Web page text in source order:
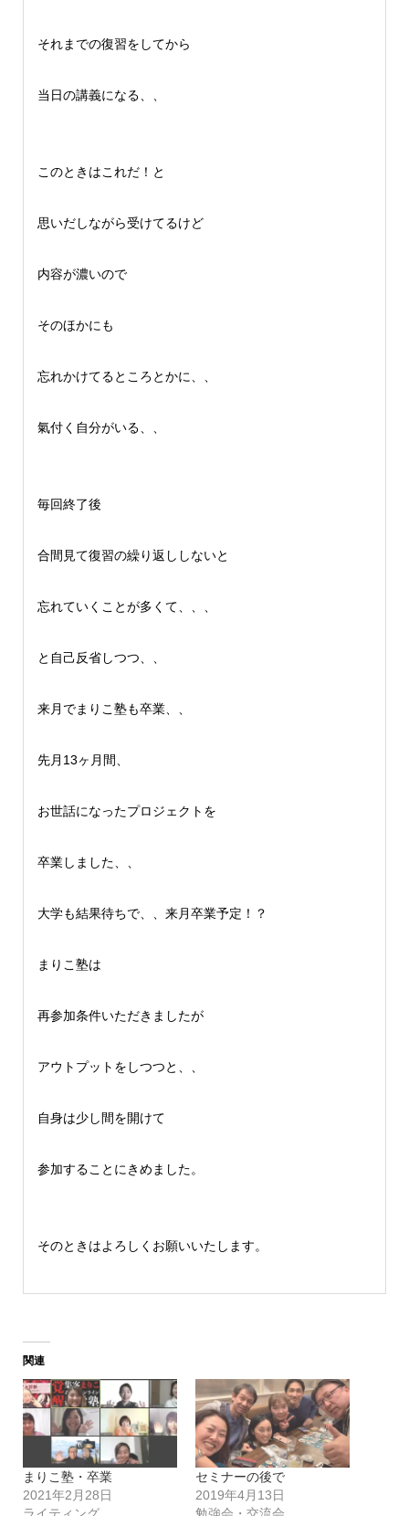
それまでの復習をしてから
当日の講義になる、、
このときはこれだ！と
思いだしながら受けてるけど
内容が濃いので
そのほかにも
忘れかけてるところとかに、、
氣付く自分がいる、、
毎回終了後
合間見て復習の繰り返ししないと
忘れていくことが多くて、、、
と自己反省しつつ、、
来月でまりこ塾も卒業、、
先月13ヶ月間、
お世話になったプロジェクトを
卒業しました、、
大学も結果待ちで、、来月卒業予定！？
まりこ塾は
再参加条件いただきましたが
アウトプットをしつつと、、
自身は少し間を開けて
参加することにきめました。
そのときはよろしくお願いいたします。
関連
まりこ塾・卒業
2021年2月28日
セミナーの後で
2019年4月13日